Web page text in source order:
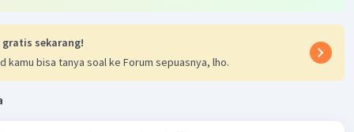
gratis sekarang!
kamu bisa tanya soal ke Forum sepuasnya, lho.